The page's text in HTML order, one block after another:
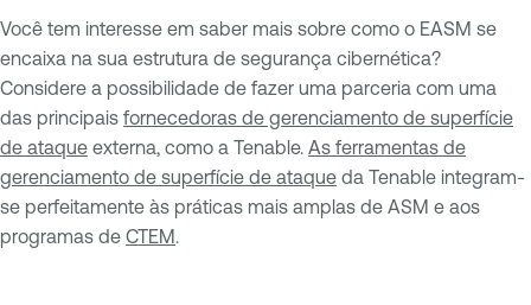
Você tem interesse em saber mais sobre como o EASM se
encaixa na sua estrutura de segurança cibernética?
Considere a possibilidade de fazer uma parceria com uma
das principais fornecedoras de gerenciamento de superfície
de ataque externa, como a Tenable. As ferramentas de
gerenciamento de superfície de ataque da Tenable integram-
se perfeitamente às práticas mais amplas de ASM e aos
programas de CTEM.